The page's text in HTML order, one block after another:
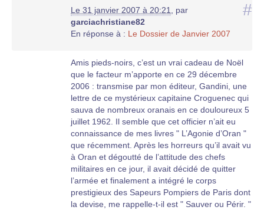
(Une participation même modique , sera
bienvenue)
#
Le 31 janvier 2007 à 20:21, par
garciachristiane82
En réponse à : Le Dossier de Janvier 2007
Amis pieds-noirs, c’est un vrai cadeau de Noël
que le facteur m’apporte en ce 29 décembre
2006 : transmise par mon éditeur, Gandini, une
lettre de ce mystérieux capitaine Croguenec qui
sauva de nombreux oranais en ce douloureux 5
juillet 1962. Il semble que cet officier n’ait eu
connaissance de mes livres " L’Agonie d’Oran "
que récemment. Après les horreurs qu’il avait vu
à Oran et dégoutté de l’attitude des chefs
militaires en ce jour, il avait décidé de quitter
l’armée et finalement a intégré le corps
prestigieux des Sapeurs Pompiers de Paris dont
la devise, me rappelle-t-il est " Sauver ou Périr. "